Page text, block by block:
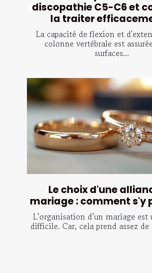
discopathie C5-C6 et
la traiter
La capacité de flexion et
colonne vertébrale est
surfaces...
Le choix d'une
mariage : comment s'y
L’organisation d’un mariage
difficile. Car, cela prend assez de